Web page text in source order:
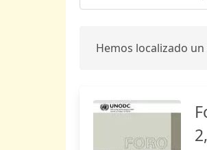
Hemos localizado